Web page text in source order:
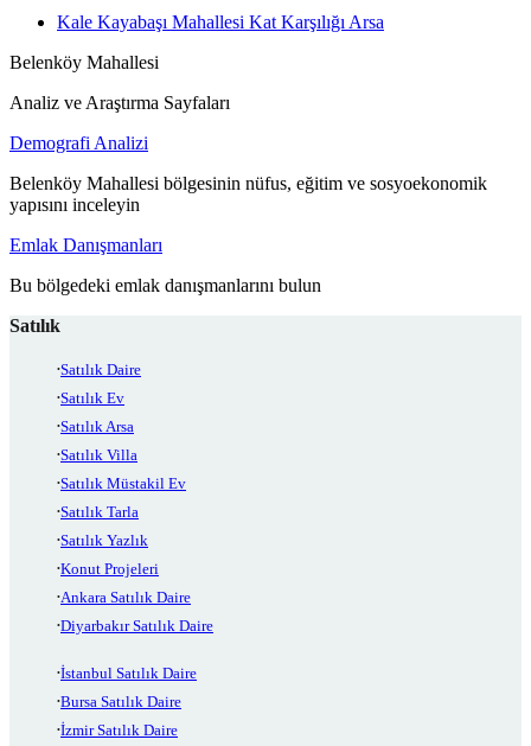
Kale Kayabaşı Mahallesi Kat Karşılığı Arsa
Belenköy Mahallesi
Analiz ve Araştırma Sayfaları
Demografi Analizi
Belenköy Mahallesi bölgesinin nüfus, eğitim ve sosyoekonomik
yapısını inceleyin
Emlak Danışmanları
Bu bölgedeki emlak danışmanlarını bulun
Satılık
Satılık Daire
Satılık Ev
Satılık Arsa
Satılık Villa
Satılık Müstakil Ev
Satılık Tarla
Satılık Yazlık
Konut Projeleri
Ankara Satılık Daire
Diyarbakır Satılık Daire
İstanbul Satılık Daire
Bursa Satılık Daire
İzmir Satılık Daire